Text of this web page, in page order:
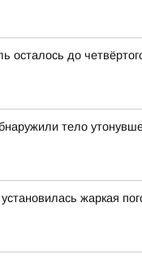
осталось до
тело
жаркая